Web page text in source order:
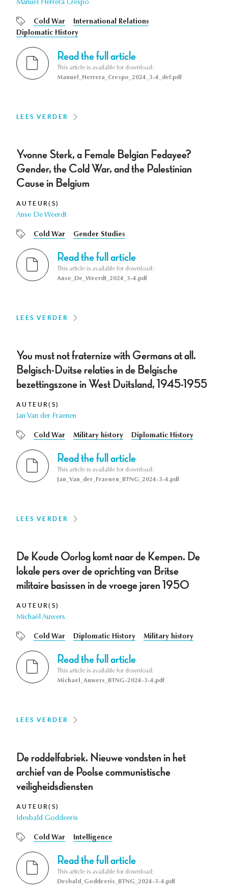
Manuel Herrera Crespo
Cold War
International Relations
Diplomatic History
Read the full article
This article is available for download:
Manuel_Herrera_Crespo_2024_3-4_def.pdf
LEES VERDER
Yvonne Sterk, a Female Belgian Fedayee?
Gender, the Cold War, and the Palestinian
Cause in Belgium
AUTEUR(S)
Anse De Weerdt
Cold War Gender Studies
Read the full article
This article is available for download:
Anse_De_Weerdt_2024_3-4.pdf
LEES VERDER
You must not fraternize with Germans at all.
Belgisch-Duitse relaties in de Belgische
bezettingszone in West Duitsland, 1945-1955
AUTEUR(S)
Jan Van der Fraenen
Cold War Military history Diplomatic History
Read the full article
This article is available for download:
Jan_Van_der_Fraenen_BTNG_2024-3-4.pdf
LEES VERDER
De Koude Oorlog komt naar de Kempen. De
lokale pers over de oprichting van Britse
militaire basissen in de vroege jaren 1950
AUTEUR(S)
Michaël Auwers
Cold War Diplomatic History Military history
Read the full article
This article is available for download:
Michael_Auwers_BTNG-2024-3-4.pdf
LEES VERDER
De roddelfabriek. Nieuwe vondsten in het
archief van de Poolse communistische
veiligheidsdiensten
AUTEUR(S)
Idesbald Goddeeris
Cold War Intelligence
Read the full article
This article is available for download:
Desbald_Goddeeris_BTNG_2024-3-4.pdf